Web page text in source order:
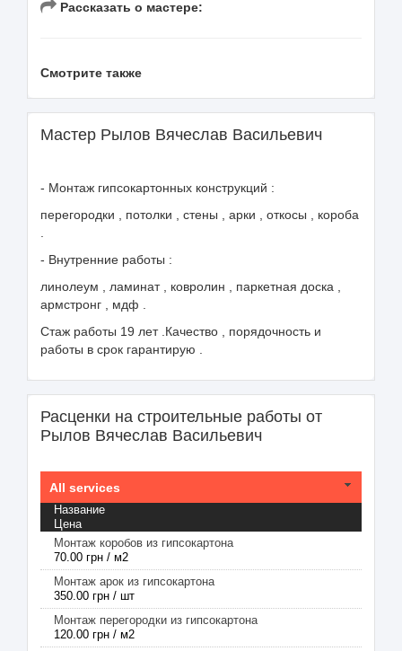
Рассказать о мастере:
Смотрите также
Мастер Рылов Вячеслав Васильевич
- Монтаж гипсокартонных конструкций :
перегородки , потолки , стены , арки , откосы , короба
- Внутренние работы :
линолеум , ламинат , ковролин , паркетная доска ,
армстронг , мдф .
Стаж работы 19 лет .Качество , порядочность и
работы в срок гарантирую .
Расценки на строительные работы от
Рылов Вячеслав Васильевич
All services
Название
Цена
Монтаж коробов из гипсокартона
70.00 грн / м2
Монтаж арок из гипсокартона
350.00 грн / шт
Монтаж перегородки из гипсокартона
120.00 грн / м2